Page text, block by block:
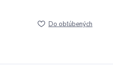
Do obľúbených